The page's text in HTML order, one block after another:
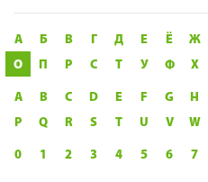
А Б В Г Д Е Ё Ж
О
П Р С Т У Ф Х
A B C D E F G H
P
Q R S T U V W
0 1 2 3 4 5 6 7